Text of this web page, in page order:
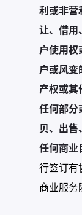
利或非营
让、借用
户使用权
户或风变
产权或其
任何部分
贝、出
任何商业
行签订有
商业服务